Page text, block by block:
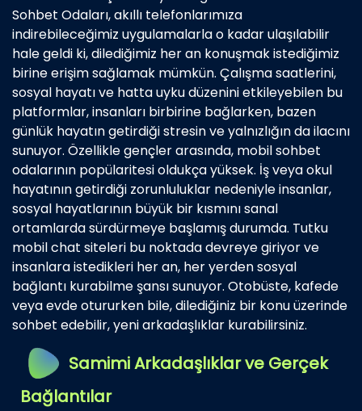
Sohbet Odaları, akıllı telefonlarımıza
indirebileceğimiz uygulamalarla o kadar ulaşılabilir
hale geldi ki, dilediğimiz her an konuşmak istediğimiz
birine erişim sağlamak mümkün. Çalışma saatlerini,
sosyal hayatı ve hatta uyku düzenini etkileyebilen bu
platformlar, insanları birbirine bağlarken, bazen
günlük hayatın getirdiği stresin ve yalnızlığın da ilacını
sunuyor. Özellikle gençler arasında, mobil sohbet
odalarının popülaritesi oldukça yüksek. İş veya okul
hayatının getirdiği zorunluluklar nedeniyle insanlar,
sosyal hayatlarının büyük bir kısmını sanal
ortamlarda sürdürmeye başlamış durumda. Tutku
mobil chat siteleri bu noktada devreye giriyor ve
insanlara istedikleri her an, her yerden sosyal
bağlantı kurabilme şansı sunuyor. Otobüste, kafede
veya evde otururken bile, dilediğiniz bir konu üzerinde
sohbet edebilir, yeni arkadaşlıklar kurabilirsiniz.
Samimi Arkadaşlıklar ve Gerçek
Bağlantılar